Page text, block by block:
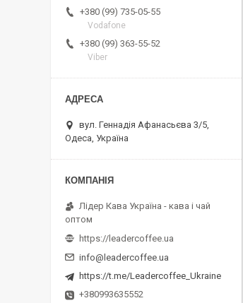
+380 (99) 735-05-55
Vodafone
+380 (99) 363-55-52
Viber
вул. Геннадія Афанасьєва 3/5,
Одеса, Україна
Лідер Кава Україна - кава і чай
оптом
https://leadercoffee.ua
info@leadercoffee.ua
https://t.me/Leadercoffee_Ukraine
+380993635552